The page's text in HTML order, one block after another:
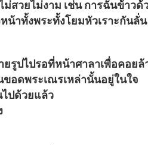
วยไม่งาม เช่น ก
อะไปทั้งหน้าทั้งพ
ปไปรอที่หน้าศาล
แต่นึกค่อนขอดพ
ออยู่นานเข้า ผม
เณรรูปอื่น ๆ เสียแล้
อยู่บนหัวเราว่า ‘